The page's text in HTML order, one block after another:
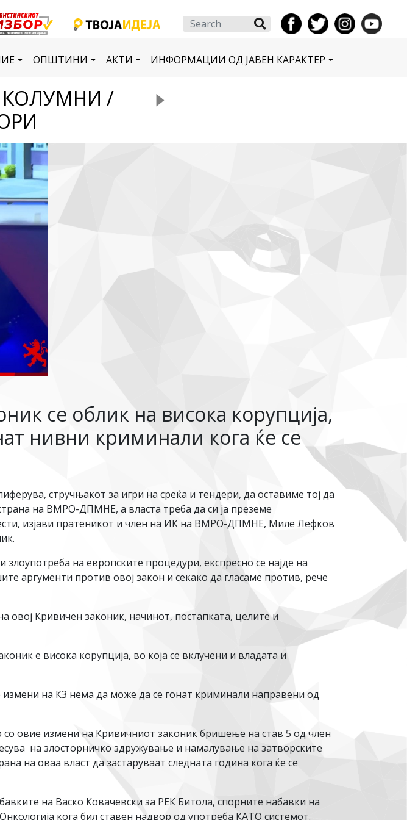
Search
ОПШТИНИ АКТИ ИНФОРМАЦИИ ОД ЈАВЕН КАРАКТЕР
КОЛУМНИ /
се облик на висока корупција,
нивни криминали кога ќе се
стручњакот за игри на среќа и тендери, да оставиме тој да
на ВМРО-ДПМНЕ, а власта треба да си ја преземе
изјави пратеникот и член на ИК на ВМРО-ДПМНЕ, Миле Лефков
на европските процедури, експресно се најде на
аргументи против овој закон и секако да гласаме против, рече
Кривичен законик, начинот, постапката, целите и
е висока корупција, во која се вклучени и владата и
на КЗ нема да може да се гонат криминали направени од
овие измени на Кривичниот законик бришење на став 5 од член
на злосторничко здружување и намалување на затворските
на оваа власт да застаруваат следната година кога ќе се
на Васко Ковачевски за РЕК Битола, спорните набавки на
кога бил ставен надвор од употреба КАТО системот.